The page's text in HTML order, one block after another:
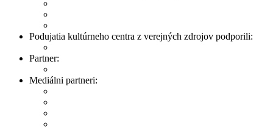
Podujatia kultúrneho centra z verejných zdrojov podporili:
Partner:
Mediálni partneri: